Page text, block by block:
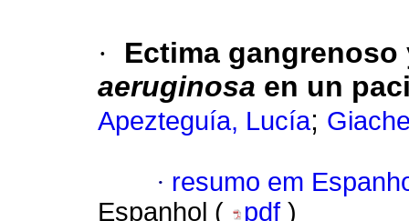
·
Ectima
aeruginosa en un
Apezteguía, Lucía;
· resumo em
Espanhol (
pdf )